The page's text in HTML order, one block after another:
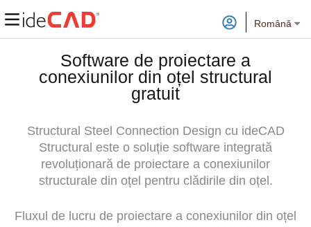
Română
Software de proiectare a
conexiunilor din oțel structural
gratuit
Structural Steel Connection Design cu ideCAD
Structural este o soluție software integrată
revoluționară de proiectare a conexiunilor
structurale din oțel pentru clădirile din oțel.
Fluxul de lucru de proiectare a conexiunilor din oțel